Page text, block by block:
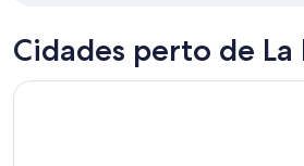
Cidades perto de La